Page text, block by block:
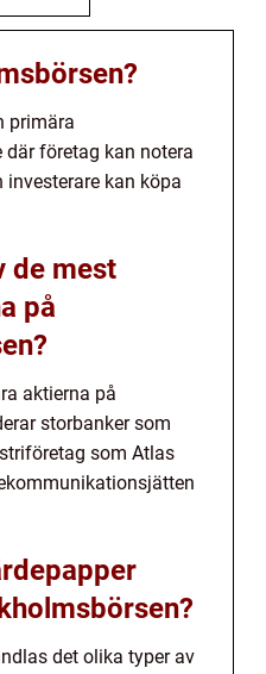
primära
där företag kan notera
kan köpa
de mest
på
aktierna på
storbanker som
som Atlas
det olika typer av